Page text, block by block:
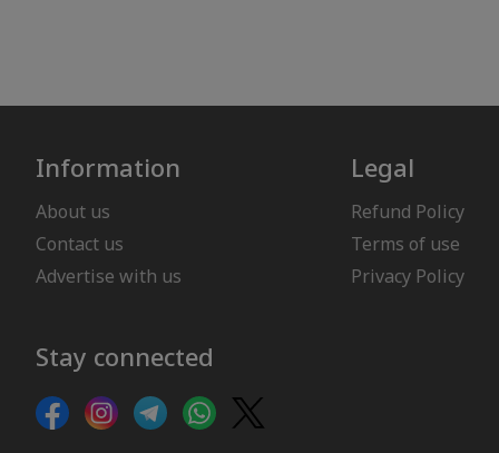
Information
About us
Contact us
Advertise with us
Legal
Refund Policy
Terms of use
Privacy Policy
Stay connected